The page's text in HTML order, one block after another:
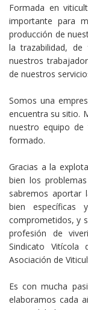
Formada en
importante para
producción de
la trazabilidad,
nuestros
de nuestros
Somos una
encuentra su sitio.
nuestro equipo
formado.
Gracias a la
bien los
sabremos aportar
bien específicas
comprometidos, y
profesión de
Sindicato
Asociación de
Es con mucha
elaboramos cada